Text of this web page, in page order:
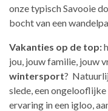
onze typisch Savooie
bocht van een
Vakanties op de top:
jou, jouw familie, jouw
wintersport?
slede, een
ervaring in een igloo,